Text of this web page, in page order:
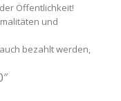
Öffentlichkeit!
und
bezahlt werden,